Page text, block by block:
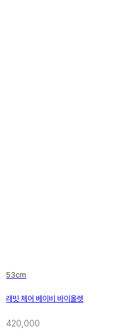
53cm
래빗 체어 베이비 바이올렛
420,000